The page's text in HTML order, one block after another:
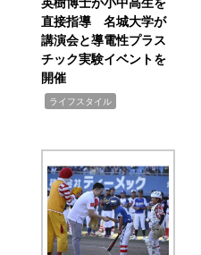
直接指導 名城大学が
講演会と導電性プラス
チック実験イベントを
開催
ライフスタイル